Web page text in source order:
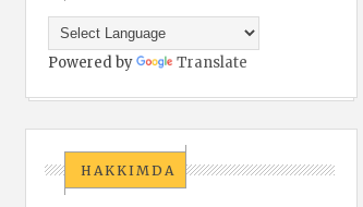
Powered by Translate
HAKKIMDA